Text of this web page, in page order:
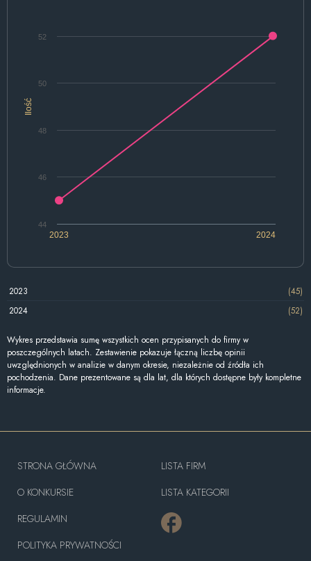
Ilość
2023 2024
44
46
48
50
52
2023
(45)
2024
(52)
Wykres przedstawia sumę wszystkich ocen przypisanych do firmy w
poszczególnych latach. Zestawienie pokazuje łączną liczbę opinii
uwzględnionych w analizie w danym okresie, niezależnie od źródła ich
pochodzenia. Dane prezentowane są dla lat, dla których dostępne były kompletne
informacje.
STRONA GŁÓWNA
O KONKURSIE
REGULAMIN
POLITYKA PRYWATNOŚCI
LISTA FIRM
LISTA KATEGORII